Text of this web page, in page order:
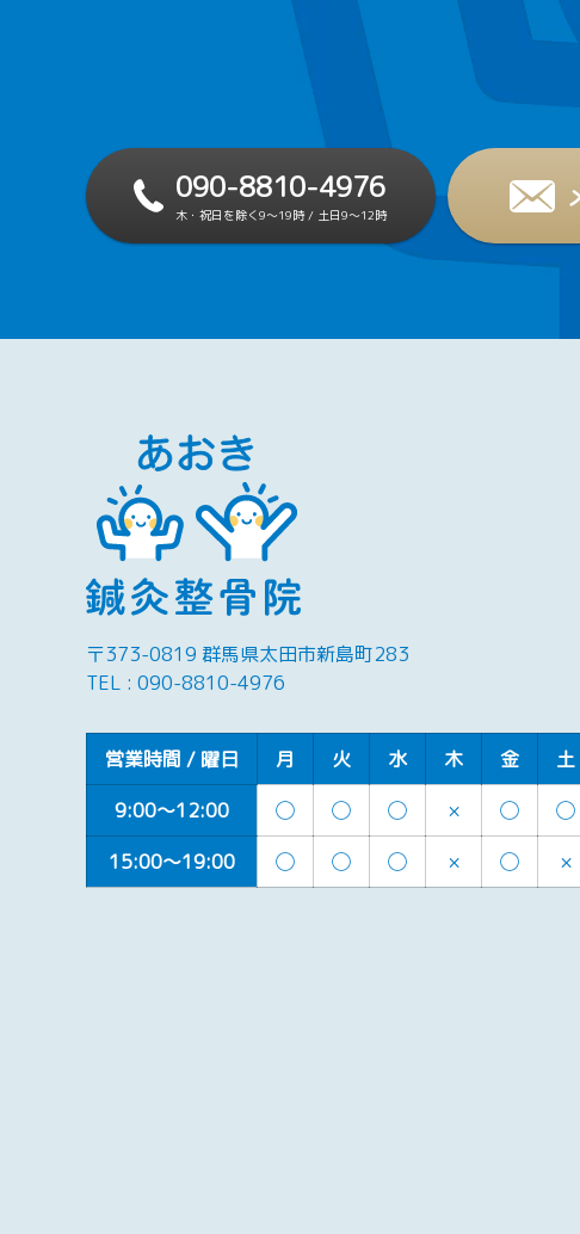
090-8810-4976
木・祝日を除く9～19時 / 土日9～12時
〒373-0819 群馬県太田市新島町283
TEL : 090-8810-4976
営業時間 / 曜日 月 火 水 木 金 土
9:00～12:00
◯ ◯ ◯ × ◯ ◯
15:00～19:00
◯ ◯ ◯ × ◯ ×